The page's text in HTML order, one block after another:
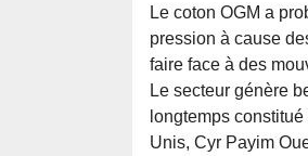
Le coton OGM a
pression à cause
faire face à des
Le secteur génère
longtemps
Unis, Cyr Payim